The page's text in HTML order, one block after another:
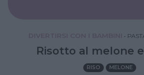
•
Risotto al melone
RISO MELONE